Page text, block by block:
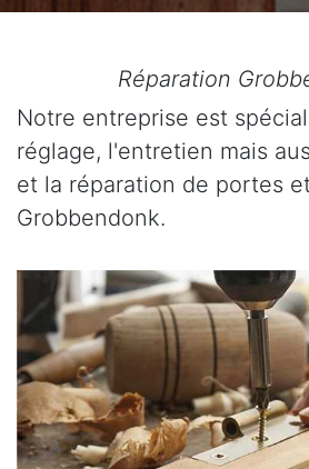
Réparation
Notre entreprise est
réglage, l'entretien mais
et la réparation de portes
Grobbendonk.